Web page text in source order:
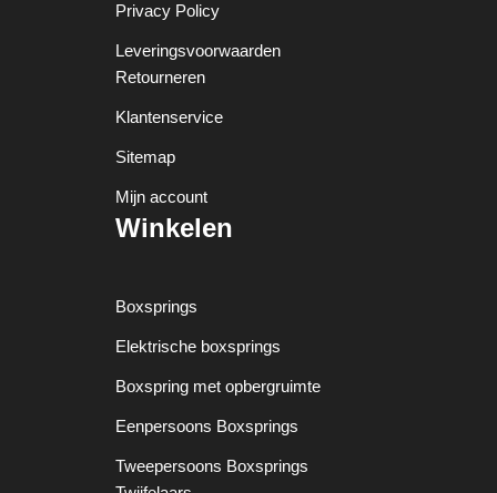
Privacy Policy
Leveringsvoorwaarden
Retourneren
Klantenservice
Sitemap
Mijn account
Winkelen
Boxsprings
Elektrische boxsprings
Boxspring met opbergruimte
Eenpersoons Boxsprings
Tweepersoons Boxsprings